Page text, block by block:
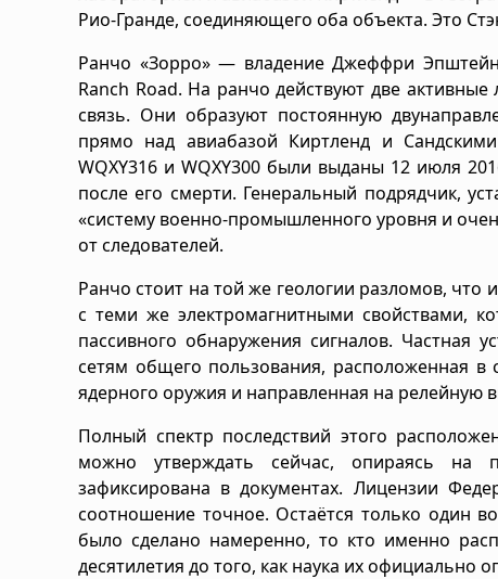
Рио-Гранде, соединяющего оба объекта. Это
Ранчо «Зорро» — владение Джеффри
Ranch Road. На ранчо действуют две
связь. Они образуют постоянную
прямо над авиабазой Киртленд и
WQXY316 и WQXY300 были выданы 12 июля
после его смерти. Генеральный подрядчик,
«систему военно-промышленного уровня и
от следователей.
Ранчо стоит на той же геологии разломов,
с теми же электромагнитными свойствами,
пассивного обнаружения сигналов. Частная
сетям общего пользования, расположенная
ядерного оружия и направленная на
Полный спектр последствий этого
можно утверждать сейчас, опираясь на
зафиксирована в документах. Лицензии
соотношение точное. Остаётся только один
было сделано намеренно, то кто именно
десятилетия до того, как наука их официально